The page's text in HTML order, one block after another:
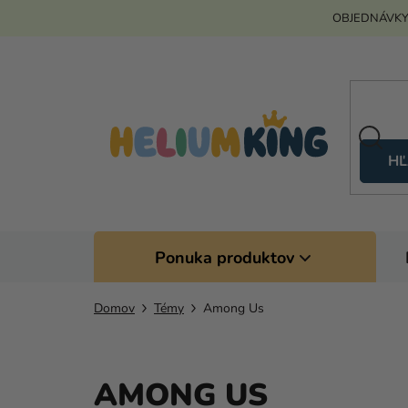
Ponuka produktov
Domov Témy Among Us
AMONG US